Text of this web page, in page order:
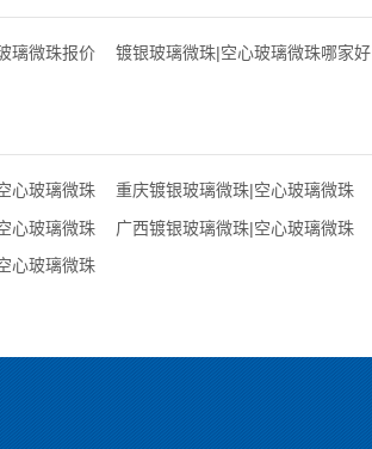
璃微珠报价 镀银玻璃微珠|空心玻璃微珠哪家好
心玻璃微珠 重庆镀银玻璃微珠|空心玻璃微珠
心玻璃微珠 广西镀银玻璃微珠|空心玻璃微珠
心玻璃微珠